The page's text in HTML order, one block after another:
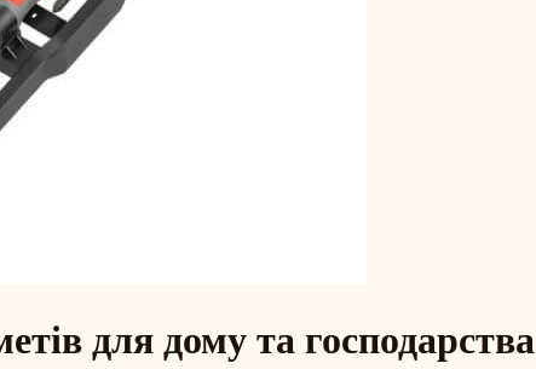
для дому та господарства